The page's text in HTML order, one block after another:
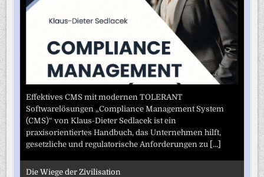
Effektives CMS mit modernen TOLERANT
Softwarelösungen „Compliance Management System
(CMS)“ von Klaus-Dieter Sedlacek ist ein
praxisorientiertes Handbuch, das Unternehmen hilft,
gesetzliche und regulatorische Anforderungen zu [...]
Die Wiege der Zivilisation